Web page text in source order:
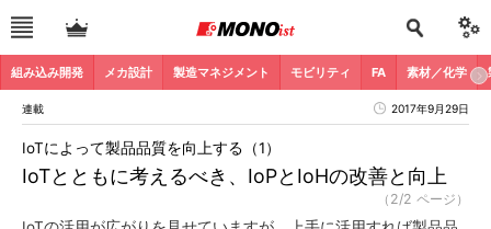
組み込み開発 メカ設計 製造マネジメント モビリティ FA 素材／化学
連載 2017年9月29日
IoTとともに考えるべき、IoPとIoHの改善と向上
IoTによって製品品質を向上する（1）
（2/2 ページ）